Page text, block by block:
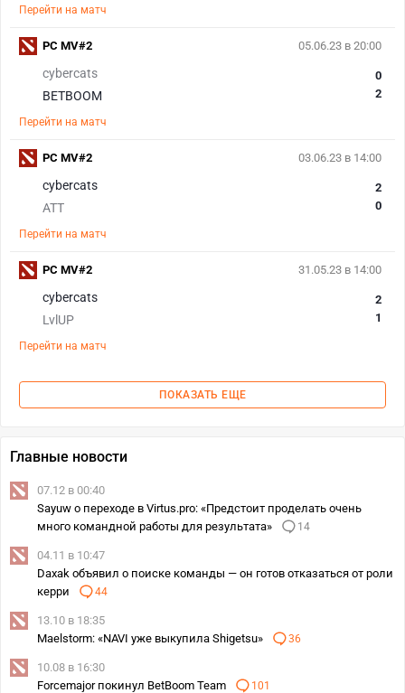
Перейти на матч
05.06.23 в 20:00
cybercats
BETBOOM
0
2
Перейти на матч
PC MV#2
03.06.23 в 14:00
cybercats
ATT
2
0
Перейти на матч
PC MV#2
31.05.23 в 14:00
cybercats
LvlUP
2
1
Перейти на матч
PC MV#2
ПОКАЗАТЬ ЕЩЕ
Главные новости
07.12 в 00:40
Sayuw о переходе в Virtus.pro: «Предстоит проделать очень
много командной работы для результата»
14
04.11 в 10:47
Daxak объявил о поиске команды — он готов отказаться от роли
керри
44
13.10 в 18:35
Maelstorm: «NAVI уже выкупила Shigetsu»
36
10.08 в 16:30
Forcemajor покинул BetBoom Team
101